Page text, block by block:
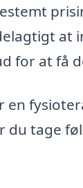
at
for at få
en
du tage